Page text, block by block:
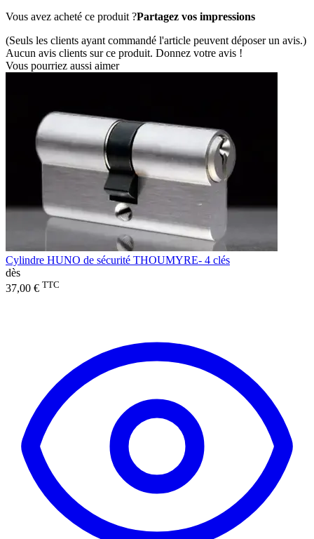
Vous avez acheté ce produit ?Partagez vos impressions
(Seuls les clients ayant commandé l'article peuvent déposer un avis.)
Aucun avis clients sur ce produit. Donnez votre avis !
Vous pourriez aussi aimer
Cylindre HUNO de sécurité THOUMYRE- 4 clés
dès
37,00 € TTC